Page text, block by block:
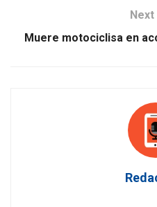
Muere motociclisa en